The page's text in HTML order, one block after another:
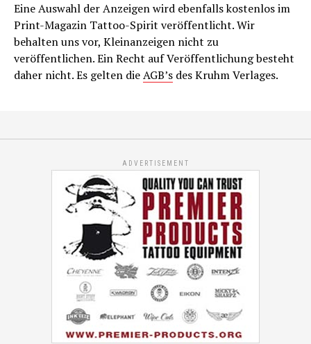
Eine Auswahl der Anzeigen wird ebenfalls kostenlos im
Print-Magazin Tattoo-Spirit veröffentlicht. Wir
behalten uns vor, Kleinanzeigen nicht zu
veröffentlichen. Ein Recht auf Veröffentlichung besteht
daher nicht. Es gelten dieAGB’s des Kruhm Verlages.
ADVERTISEMENT